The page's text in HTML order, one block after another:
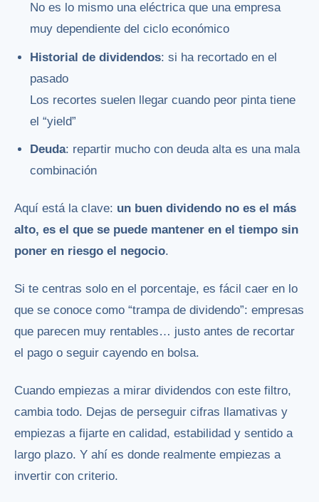
No es lo mismo una eléctrica que una empresa
muy dependiente del ciclo económico
Historial de dividendos: si ha recortado en el
pasado
Los recortes suelen llegar cuando peor pinta tiene
el “yield”
Deuda: repartir mucho con deuda alta es una mala
combinación
Aquí está la clave: un buen dividendo no es el más
alto, es el que se puede mantener en el tiempo sin
poner en riesgo el negocio.
Si te centras solo en el porcentaje, es fácil caer en lo
que se conoce como “trampa de dividendo”: empresas
que parecen muy rentables… justo antes de recortar
el pago o seguir cayendo en bolsa.
Cuando empiezas a mirar dividendos con este filtro,
cambia todo. Dejas de perseguir cifras llamativas y
empiezas a fijarte en calidad, estabilidad y sentido a
largo plazo. Y ahí es donde realmente empiezas a
invertir con criterio.